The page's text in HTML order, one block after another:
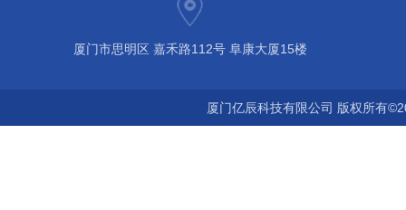
厦门市思明区 嘉禾路112号 阜康大厦15楼
厦门亿辰科技有限公司 版权所有